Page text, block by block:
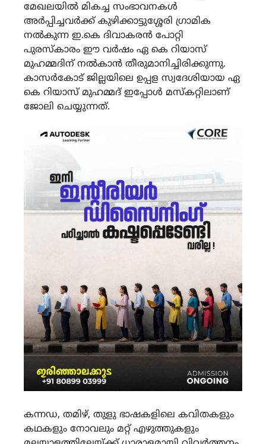
മേഖലയിൽ മികച്ച സംഭാവനകൾ
അർപ്പിച്ചവർക്ക് കുഴിക്കാട്ടുശ്ശേരി ഗ്രാമിക
നൽകുന്ന ഇ.കെ ദിവാകരൻ പോറ്റി
പുരസ്കാരം ഈ വർഷം ഏ കെ റിയാസ്
മുഹമ്മദിന് നൽകാൻ തീരുമാനിച്ചിരിക്കുന്നു.
കാസർകോട് ജില്ലയിലെ ഉപ്പള സ്വദേശിയായ ഏ
കെ റിയാസ് മുഹമ്മദ് ഇപ്പോൾ മസ്കറ്റിലാണ്
ജോലി ചെയ്യുന്നത്.
കന്നഡ, തമിഴ്, തുളു ഭാഷകളിലെ കവിതകളും
കഥകളും നോവലും മറ്റ് എഴുത്തുകളും